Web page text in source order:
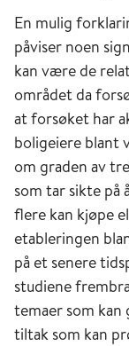
En mulig
påviser noen
kan være de
området da
at forsøket har
boligeiere blant
om graden av
som tar sikte på
flere kan kjøpe
etableringen
på et senere
studiene
temaer som
tiltak som kan